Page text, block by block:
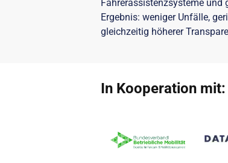
Fahrerassistenzsysteme
Ergebnis: weniger Unfälle,
gleichzeitig höherer
In Kooperation mit: